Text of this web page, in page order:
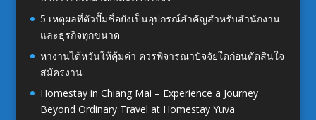
5 เหตุผลที่ตัวปั๊มชื่อยังเป็นอุปกรณ์สำคัญสำหรับสำนักงาน
และธุรกิจทุกขนาด
หางานไต้หวันให้คุ้มค่า ควรพิจารณาปัจจัยใดก่อนตัดสินใจ
สมัครงาน
Homestay in Chiang Mai – Experience a Journey
Beyond Ordinary Travel at Homestay Yuva